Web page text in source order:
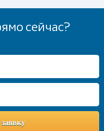
сейчас?